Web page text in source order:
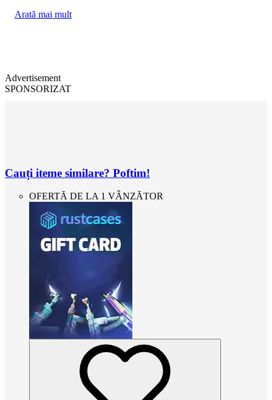
Arată mai mult
Advertisement
SPONSORIZAT
Cauți iteme similare? Poftim!
OFERTĂ DE LA 1 VÂNZĂTOR